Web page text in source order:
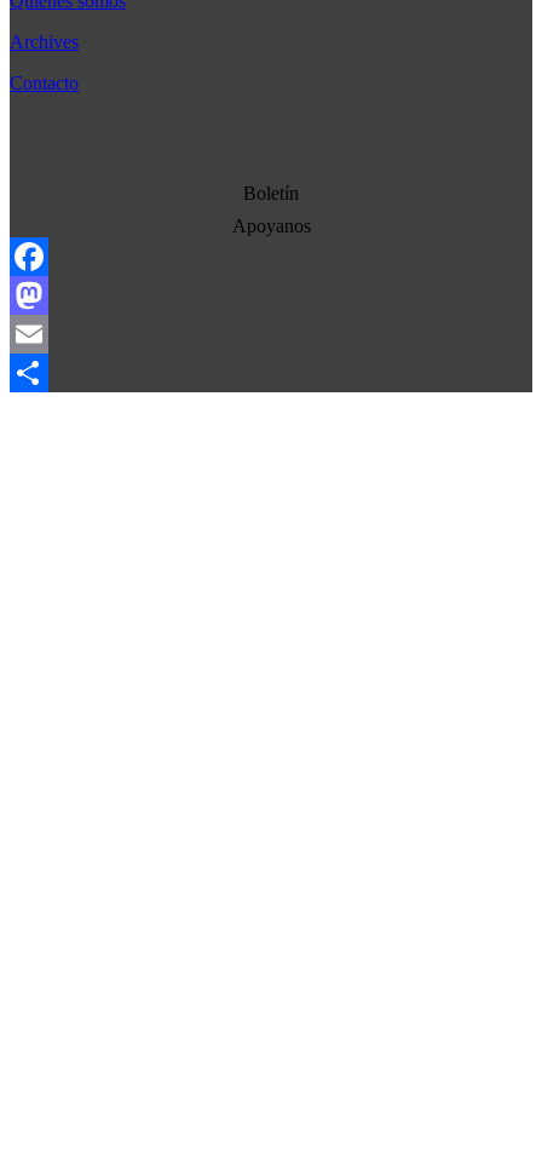
Bélgica
Oriente Medio
Norte-Sur
Sociedad
Ojo con los medios
Archives
Contacto
Boletín
Apoyanos
Facebook
Mastodon
Email